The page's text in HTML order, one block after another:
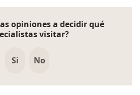
opiniones a decidir qué
visitar?
Si No